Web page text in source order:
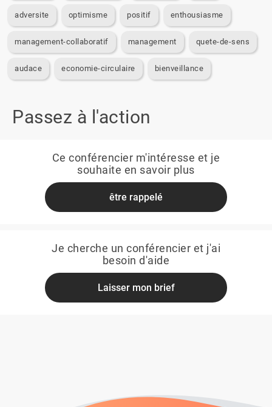
adversite optimisme positif enthousiasme
management-collaboratif management quete-de-sens
audace economie-circulaire bienveillance
Passez à l'action
Ce conférencier m'intéresse et je
souhaite en savoir plus
être rappelé
Je cherche un conférencier et j'ai
besoin d'aide
Laisser mon brief